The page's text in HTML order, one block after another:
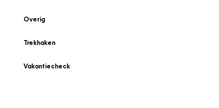
Overig
Trekhaken
Vakantiecheck